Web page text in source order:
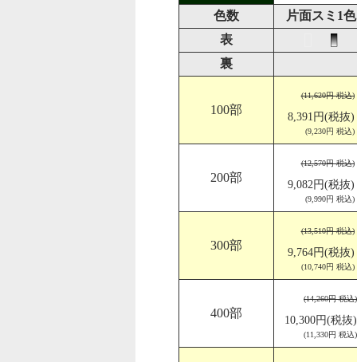
色数
片面スミ1色
表
裏
100部
(11,620円 税込)
8,391円(税抜)
(9,230円 税込)
200部
(12,570円 税込)
9,082円(税抜)
(9,990円 税込)
300部
(13,510円 税込)
9,764円(税抜)
(10,740円 税込)
400部
(14,260円 税込)
10,300円(税抜)
(11,330円 税込)